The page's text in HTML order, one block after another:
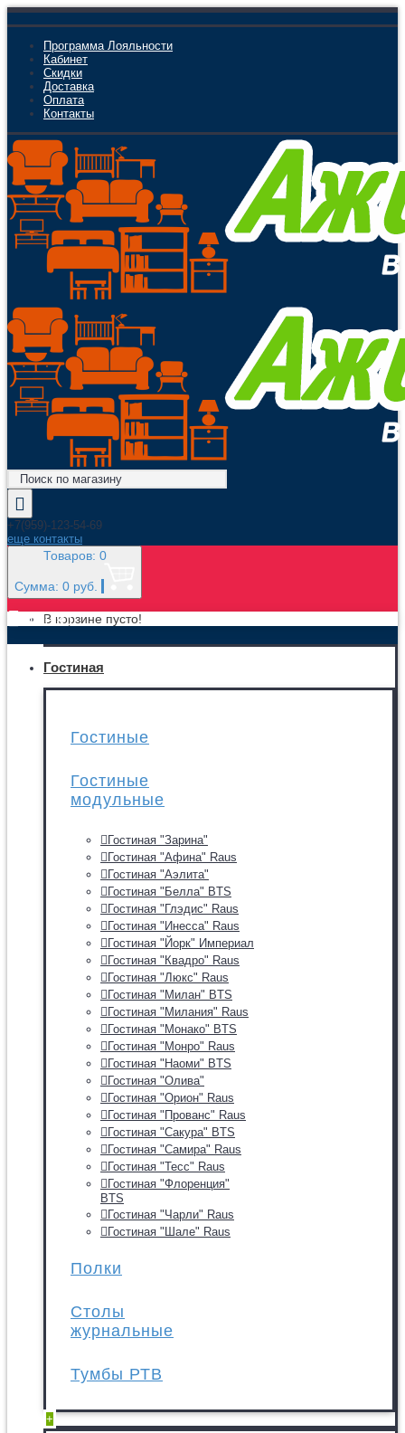
Программа Лояльности
Кабинет
Скидки
Доставка
Оплата
Контакты
+7(959)-123-54-69
еще контакты
Товаров: 0
Сумма: 0 руб.
В корзине пусто!
МЕНЮ
Гостиная
Гостиные
Гостиные
модульные
Гостиная "Зарина"
Гостиная "Афина" Raus
Гостиная "Аэлита"
Гостиная "Белла" BTS
Гостиная "Глэдис" Raus
Гостиная "Инесса" Raus
Гостиная "Йорк" Империал
Гостиная "Квадро" Raus
Гостиная "Люкс" Raus
Гостиная "Милан" BTS
Гостиная "Милания" Raus
Гостиная "Монако" BTS
Гостиная "Монро" Raus
Гостиная "Наоми" BTS
Гостиная "Олива"
Гостиная "Орион" Raus
Гостиная "Прованс" Raus
Гостиная "Сакура" BTS
Гостиная "Самира" Raus
Гостиная "Тесс" Raus
Гостиная "Флоренция"
BTS
Гостиная "Чарли" Raus
Гостиная "Шале" Raus
Полки
Столы
журнальные
Тумбы РТВ
+